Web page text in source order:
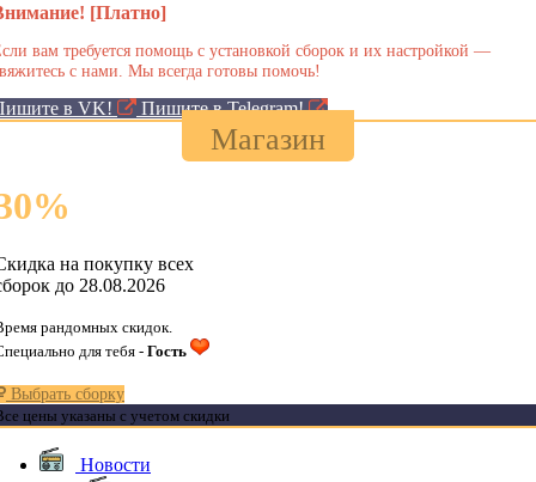
[Платно]
вам требуется помощь с установкой сборок и их настройкой —
с нами. Мы всегда готовы помочь!
в VK! Пишите в Telegram!
Магазин
%
на покупку всех
до 28.08.2026
рандомных скидок.
для тебя - Гость
Выбрать сборку
цены указаны с учетом скидки
Новости